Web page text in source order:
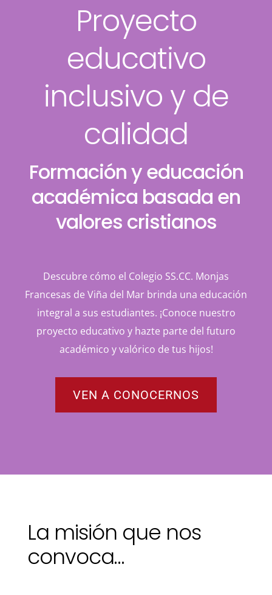
Proyecto
educativo
inclusivo y de
calidad
Formación y educación
académica basada en
valores cristianos
Descubre cómo el Colegio SS.CC. Monjas
Francesas de Viña del Mar brinda una educación
integral a sus estudiantes. ¡Conoce nuestro
proyecto educativo y hazte parte del futuro
académico y valórico de tus hijos!
VEN A CONOCERNOS
La misión que nos
convoca…